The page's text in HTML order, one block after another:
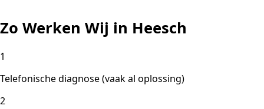
Zo Werken Wij in Heesch
1
Telefonische diagnose (vaak al oplossing)
2